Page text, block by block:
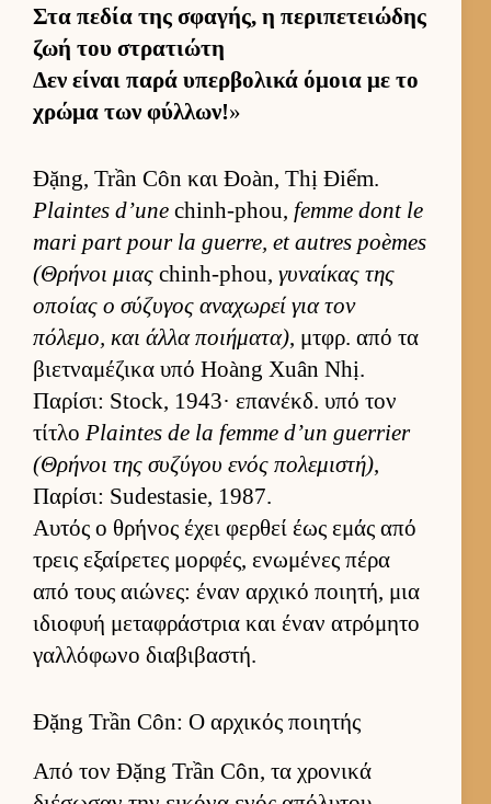
Στα πεδία της σφαγής, η περιπετειώδης
ζωή του στρατιώτη
Δεν εί­ναι παρά υπερ­βολικά όμοια με το
χρώμα των φύλ­λων!»
Đặng, Trần Côn και Đoàn, Thị Điểm.
Plaintes d’une chinh-phou, femme dont le
mari part pour la guerre, et autres poèmes
(Θρήνοι μιας chinh-phou, γυναί­κας της
οποίας ο σύζυγος αναχωρεί για τον
πόλεμο, και άλλα ποι­ήματα), μτ­φρ. από τα
βιετ­ναμέζικα υπό Hoàng Xuân Nhị.
Παρίσι: Stock, 1943· επανέκδ. υπό τον
τίτλο Plaintes de la femme d’un guerrier
(Θρήνοι της συζύγου ενός πολεμιστή),
Παρίσι: Sudestasie, 1987.
Αυ­τός ο θρήνος έχει φερ­θεί έως εμάς από
τρεις εξαί­ρετες μορ­φές, ενωμένες πέρα
από τους αιώνες: έναν αρ­χικό ποι­ητή, μια
ιδιο­φυή μεταφράστρια και έναν ατρόμητο
γαλ­λόφωνο δια­βιβαστή.
Đặng Trần Côn: Ο αρχικός ποιητής
Από τον Đặng Trần Côn, τα χρονικά